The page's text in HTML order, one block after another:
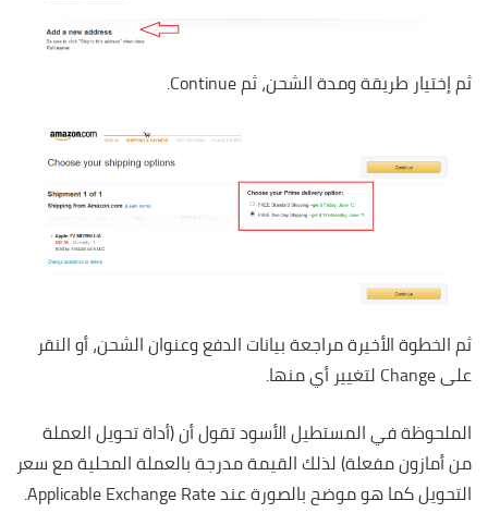
ثم إختيار طريقة ومدة الشحن، ثم Continue.
ثم الخطوة الأخيرة مراجعة بيانات الدفع وعنوان الشحن، أو النقر
على Change لتغيير أي منها.
الملحوظة في المستطيل الأسود تقول أن (أداة تحويل العملة
من أمازون مفعلة) لذلك القيمة مدرجة بالعملة المحلية مع سعر
التحويل كما هو موضح بالصورة عند Applicable Exchange Rate.